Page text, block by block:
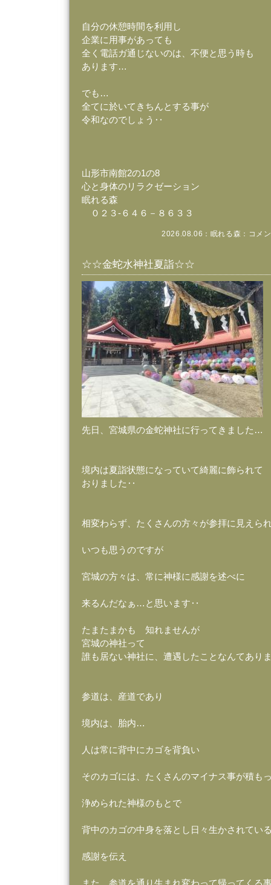
自分の休憩時間を利用し
企業に用事があっても
全く電話ガ通じないのは、不便と思う時も
あります…
でも…
全てに於いてきちんとする事が
令和なのでしょう‥
山形市南館2の1の8
心と身体のリラクゼーション
眠れる森
０２３‐６４６－８６３３
2026.08.06： 眠れる森 ： コメ
☆☆金蛇水神社夏詣☆☆
先日、宮城県の金蛇神社に行ってきました…
境内は夏詣状態になっていて綺麗に飾られて
おりました‥
相変わらず、たくさんの方々が参拝に見えら
いつも思うのですが
宮城の方々は、常に神様に感謝を述べに
来るんだなぁ…と思います‥
たまたまかも 知れませんが
宮城の神社って
誰も居ない神社に、遭遇したことなんてあり
参道は、産道であり
境内は、胎内…
人は常に背中にカゴを背負い
そのカゴには、たくさんのマイナス事が積も
浄められた神様のもとで
背中のカゴの中身を落とし日々生かされてい
感謝を伝え
また、参道を通り生まれ変わって帰ってくる